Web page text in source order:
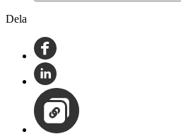
Dela